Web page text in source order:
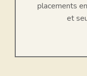
placements
et